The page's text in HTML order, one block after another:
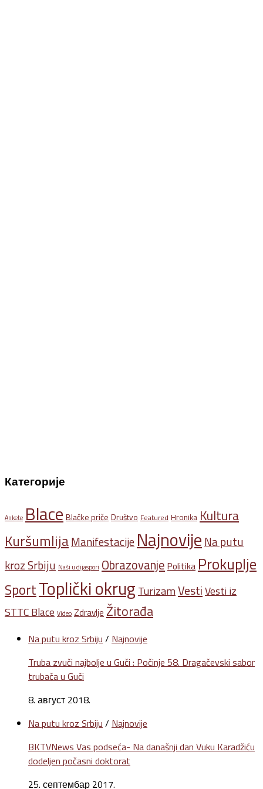
Категорије
Ankete Blace Blačke priče Društvo Featured Hronika Kultura
KuršumlijaManifestacije Najnovije Na putu
kroz Srbiju Naši u dijaspori Obrazovanje Politika Prokuplje
SportToplički okrug TurizamVestiVesti iz
STTC Blace Video Zdravlje Žitorađa
Na putu kroz Srbiju / Najnovije
Truba zvuči najbolje u Guči : Počinje 58. Dragačevski sabor
trubača u Guči
8. август 2018.
Na putu kroz Srbiju / Najnovije
BKTVNews Vas podseća- Na današnji dan Vuku Karadžiću
dodeljen počasni doktorat
25. септембар 2017.